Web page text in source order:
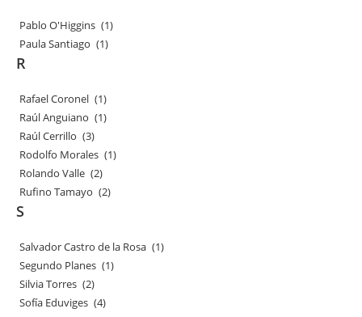
Pablo O'Higgins (1)
Paula Santiago (1)
R
Rafael Coronel (1)
Raúl Anguiano (1)
Raúl Cerrillo (3)
Rodolfo Morales (1)
Rolando Valle (2)
Rufino Tamayo (2)
S
Salvador Castro de la Rosa (1)
Segundo Planes (1)
Silvia Torres (2)
Sofía Eduviges (4)